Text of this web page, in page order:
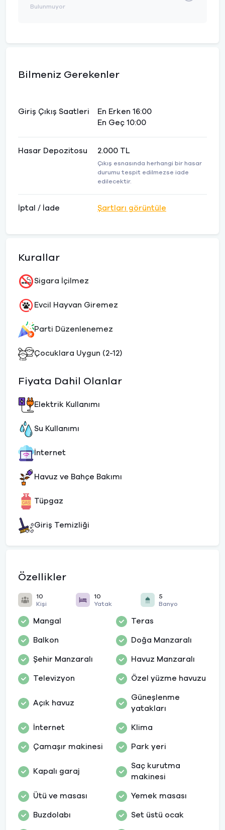
Bulunmuyor
Bilmeniz Gerekenler
Giriş Çıkış Saatleri
En Erken 16:00
En Geç 10:00
Hasar Depozitosu 2.000 TL
Çıkış esnasında herhangi bir hasar
durumu tespit edilmezse iade
edilecektir.
İptal / İade Şartları görüntüle
Kurallar
Sigara İçilmez
Evcil Hayvan Giremez
Parti Düzenlenemez
Çocuklara Uygun (2-12)
Fiyata Dahil Olanlar
Elektrik Kullanımı
Su Kullanımı
İnternet
Havuz ve Bahçe Bakımı
Tüpgaz
Giriş Temizliği
Özellikler
10
Kişi
10
Yatak
5
Banyo
Mangal Teras
Balkon Doğa Manzaralı
Şehir Manzaralı Havuz Manzaralı
Televizyon Özel yüzme havuzu
Açık havuz
Güneşlenme
yatakları
İnternet Klima
Çamaşır makinesi Park yeri
Kapalı garaj
Saç kurutma
makinesi
Ütü ve masası Yemek masası
Buzdolabı Set üstü ocak